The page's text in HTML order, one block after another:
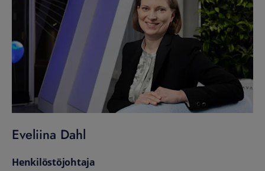
Eveliina Dahl
Henkilöstöjohtaja